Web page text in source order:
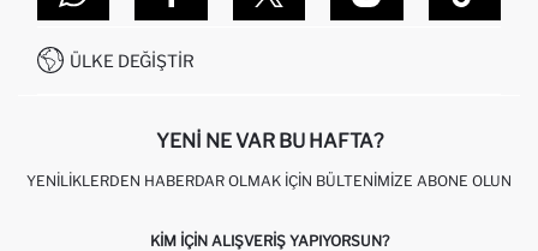
SITEMAP
İŞLEM REHBERI
KAMPANYALAR
0850 333 22 86
ÜLKE DEĞIŞTIR
YENI NE VAR BU HAFTA?
YENILIKLERDEN HABERDAR OLMAK İÇIN BÜLTENIMIZE ABONE OLUN
KIM IÇIN ALIŞVERIŞ YAPIYORSUN?